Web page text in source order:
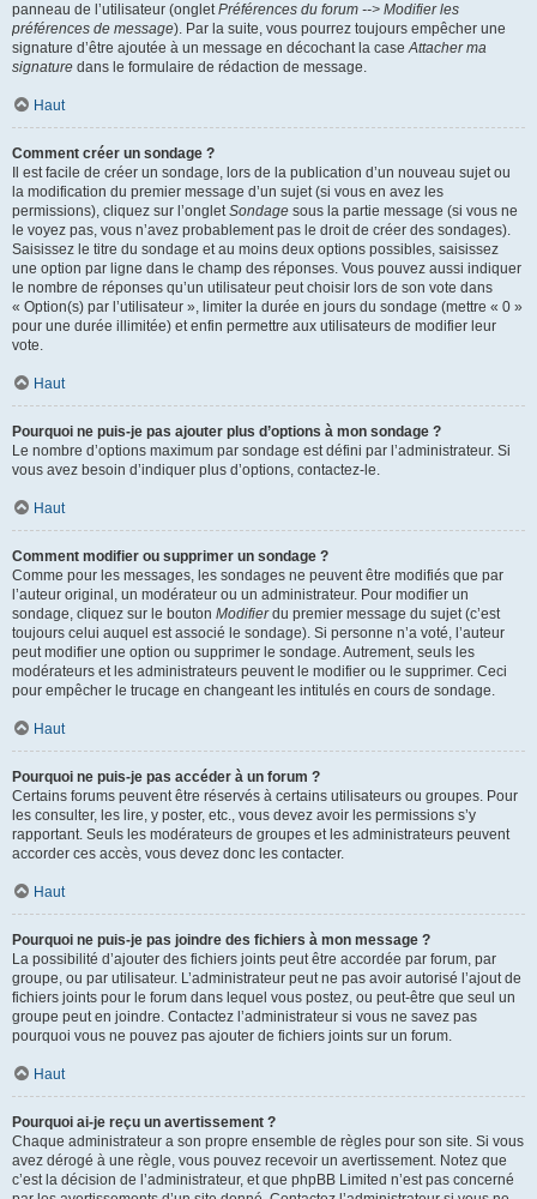
panneau de l’utilisateur (ongletPréférences du forum --> Modifier les
préférences de message). Par la suite, vous pourrez toujours empêcher une
signature d’être ajoutée à un message en décochant la caseAttacher ma
signature dans le formulaire de rédaction de message.
Haut
Comment créer un sondage ?
Il est facile de créer un sondage, lors de la publication d’un nouveau sujet ou
la modification du premier message d’un sujet (si vous en avez les
permissions), cliquez sur l’ongletSondage sous la partie message (si vous ne
le voyez pas, vous n’avez probablement pas le droit de créer des sondages).
Saisissez le titre du sondage et au moins deux options possibles, saisissez
une option par ligne dans le champ des réponses. Vous pouvez aussi indiquer
le nombre de réponses qu’un utilisateur peut choisir lors de son vote dans
« Option(s) par l’utilisateur », limiter la durée en jours du sondage (mettre « 0 »
pour une durée illimitée) et enfin permettre aux utilisateurs de modifier leur
vote.
Haut
Pourquoi ne puis-je pas ajouter plus d’options à mon sondage ?
Le nombre d’options maximum par sondage est défini par l’administrateur. Si
vous avez besoin d’indiquer plus d’options, contactez-le.
Haut
Comment modifier ou supprimer un sondage ?
Comme pour les messages, les sondages ne peuvent être modifiés que par
l’auteur original, un modérateur ou un administrateur. Pour modifier un
sondage, cliquez sur le bouton Modifierdu premier message du sujet (c’est
toujours celui auquel est associé le sondage). Si personne n’a voté, l’auteur
peut modifier une option ou supprimer le sondage. Autrement, seuls les
modérateurs et les administrateurs peuvent le modifier ou le supprimer. Ceci
pour empêcher le trucage en changeant les intitulés en cours de sondage.
Haut
Pourquoi ne puis-je pas accéder à un forum ?
Certains forums peuvent être réservés à certains utilisateurs ou groupes. Pour
les consulter, les lire, y poster, etc., vous devez avoir les permissions s’y
rapportant. Seuls les modérateurs de groupes et les administrateurs peuvent
accorder ces accès, vous devez donc les contacter.
Haut
Pourquoi ne puis-je pas joindre des fichiers à mon message ?
La possibilité d’ajouter des fichiers joints peut être accordée par forum, par
groupe, ou par utilisateur. L’administrateur peut ne pas avoir autorisé l’ajout de
fichiers joints pour le forum dans lequel vous postez, ou peut-être que seul un
groupe peut en joindre. Contactez l’administrateur si vous ne savez pas
pourquoi vous ne pouvez pas ajouter de fichiers joints sur un forum.
Haut
Pourquoi ai-je reçu un avertissement ?
Chaque administrateur a son propre ensemble de règles pour son site. Si vous
avez dérogé à une règle, vous pouvez recevoir un avertissement. Notez que
c’est la décision de l’administrateur, et que phpBB Limited n’est pas concerné